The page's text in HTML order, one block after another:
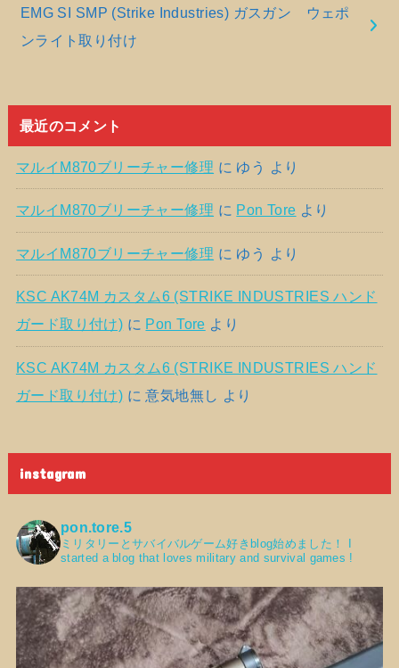
EMG SI SMP (Strike Industries) ガスガン ウェポ
ンライト取り付け
最近のコメント
マルイM870ブリーチャー修理 に ゆう より
マルイM870ブリーチャー修理 に Pon Tore より
マルイM870ブリーチャー修理 に ゆう より
KSC AK74M カスタム6 (STRIKE INDUSTRIES ハンド
ガード取り付け) に Pon Tore より
KSC AK74M カスタム6 (STRIKE INDUSTRIES ハンド
ガード取り付け) に意気地無し より
instagram
pon.tore.5
ミリタリーとサバイバルゲーム好きblog始めました！
started a blog that loves military and survival games !